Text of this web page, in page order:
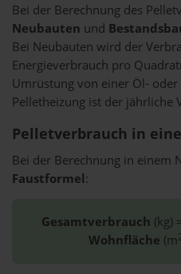
Bei der Berechnung des
Neubauten und
Bei Neubauten wird der
Energieverbrauch pro
Umrüstung von einer Öl- oder
Pelletheizung ist der jährliche
Pelletverbrauch in
Bei der Berechnung in einem
Faustformel:
Gesamtverbrauch (kg)
Wohnfläche (m